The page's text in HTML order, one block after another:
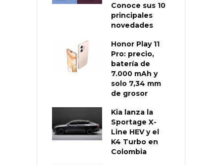
Conoce sus 10
principales
novedades
Honor Play 11
Pro: precio,
batería de
7.000 mAh y
solo 7,34 mm
de grosor
Kia lanza la
Sportage X-
Line HEV y el
K4 Turbo en
Colombia